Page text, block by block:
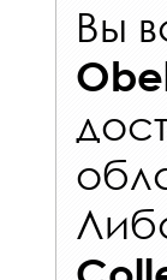
Вы